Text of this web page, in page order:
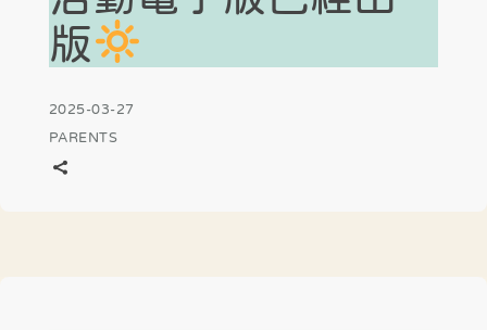
版
2025-03-27
PARENTS